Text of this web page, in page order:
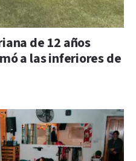
de 12 años
a las inferiores de